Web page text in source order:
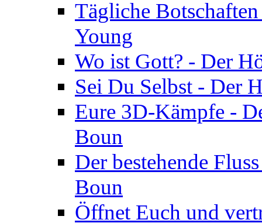
Tägliche
Young
Wo ist Gott? - Der
Sei Du Selbst - Der
Eure 3D-Kämpfe -
Boun
Der bestehende
Boun
Öffnet Euch und